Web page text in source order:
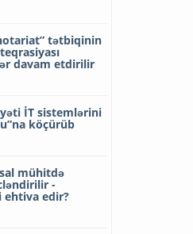
tətbiqinin
davam etdirilir
İT sistemlərini
köçürüb
mühitdə
-
ehtiva edir?